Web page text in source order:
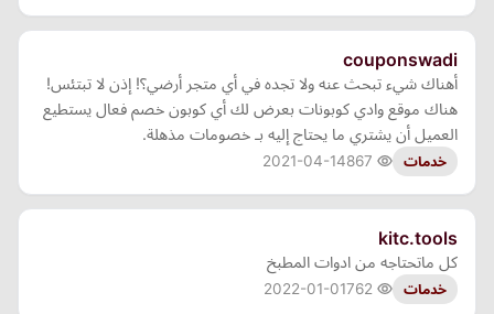
couponswadi
أهناك شيء تبحث عنه ولا تجده في أي متجر أرضي؟! إذن لا تبتئس!
هناك موقع وادي كوبونات بعرض لك أي كوبون خصم فعال يستطيع
العميل أن يشتري ما يحتاج إليه بـ خصومات مذهلة.
خدمات 2021-04-14
kitc.tools
كل ماتحتاجه من ادوات المطبخ
خدمات 2022-01-01